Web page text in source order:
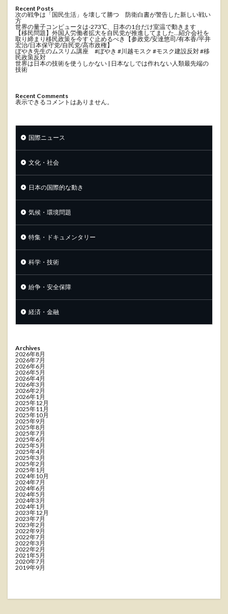
Recent Posts
次の戦争は「国民生活」を壊して勝つ 防衛白書が警告した新しい戦い
方
世界の量子コンピュータは-273℃、日本の1台だけ室温で動きます
【移民問題】外国人労働者拡大を自民党が推進してました…紹介会社を
取り締まり移民政策を今すぐ止めるべき【参政党/安達悠司/有本香/平井
宏治/日本保守党/自民党/高市政権】
ぼやき先生のムスリム講座 #ぼやき #川越モスク #モスク建設反対 #移
民政策反対
世界は日本の技術を使うしかない | 日本なしでは作れない人類最先端の
技術
Recent Comments
表示できるコメントはありません。
国際ニュース
文化・社会
日本の国際的な動き
気候・環境問題
特集・ドキュメンタリー
科学・技術
紛争・安全保障
経済・金融
Archives
2026年8月
2026年7月
2026年6月
2026年5月
2026年4月
2026年3月
2026年2月
2026年1月
2025年12月
2025年11月
2025年10月
2025年9月
2025年8月
2025年7月
2025年6月
2025年5月
2025年4月
2025年3月
2025年2月
2025年1月
2024年10月
2024年7月
2024年6月
2024年5月
2024年3月
2024年1月
2023年12月
2023年7月
2023年2月
2022年9月
2022年7月
2022年3月
2022年2月
2021年5月
2020年7月
2019年9月